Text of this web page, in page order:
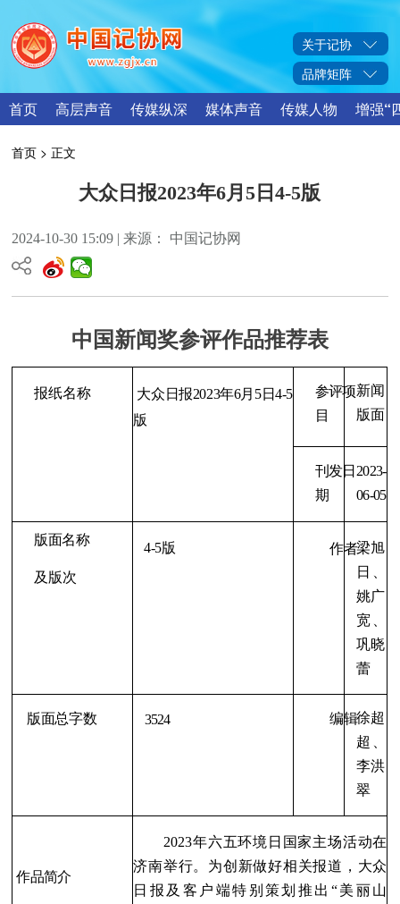
关于记协
品牌矩阵
首页 高层声音 传媒纵深 媒体声音 传媒人物 增强“
首页 > 正文
大众日报2023年6月5日4-5版
2024-10-30 15:09 | 来源： 中国记协网
中国新闻奖参评作品推荐表
报纸名称
大众日报2023年6月5日4-5
版
参评项
目
新闻
版面
刊发日
期
2023-
06-05
版面名称
及版次
4-5版 作者梁旭
日
姚广
宽
巩晓
蕾
版面总字数 3524 编辑徐超
超
李洪
翠
作品简介
2023年六五环境日国家主场活动在
济南举行。为创新做好相关报道，大众
日报及客户端特别策划推 出“美丽山